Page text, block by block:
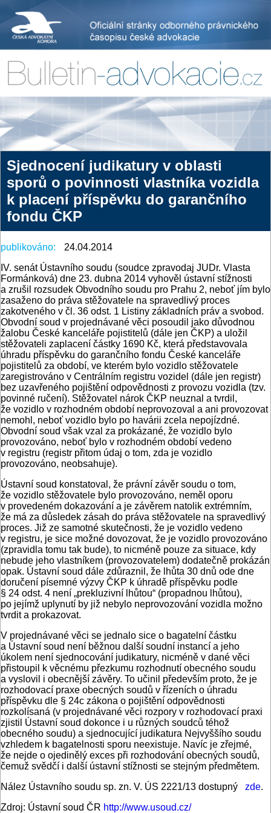
Sjednocení judikatury v oblasti
sporů o povinnosti vlastníka vozidla
k placení příspěvku do garančního
fondu ČKP
publikováno:
24.04.2014
IV. senát Ústavního soudu (soudce zpravodaj JUDr. Vlasta
Formánková) dne 23. dubna 2014 vyhověl ústavní stížnosti
a zrušil rozsudek Obvodního soudu pro Prahu 2, neboť jím bylo
zasaženo do práva stěžovatele na spravedlivý proces
zakotveného v čl. 36 odst. 1 Listiny základních práv a svobod.
Obvodní soud v projednávané věci posoudil jako důvodnou
žalobu České kanceláře pojistitelů (dále jen ČKP) a uložil
stěžovateli zaplacení částky 1690 Kč, která představovala
úhradu příspěvku do garančního fondu České kanceláře
pojistitelů za období, ve kterém bylo vozidlo stěžovatele
zaregistrováno v Centrálním registru vozidel (dále jen registr)
bez uzavřeného pojištění odpovědnosti z provozu vozidla (tzv.
povinné ručení). Stěžovatel nárok ČKP neuznal a tvrdil,
že vozidlo v rozhodném období neprovozoval a ani provozovat
nemohl, neboť vozidlo bylo po havárii zcela nepojízdné.
Obvodní soud však vzal za prokázané, že vozidlo bylo
provozováno, neboť bylo v rozhodném období vedeno
v registru (registr přitom údaj o tom, zda je vozidlo
provozováno, neobsahuje).
Ústavní soud konstatoval, že právní závěr soudu o tom,
že vozidlo stěžovatele bylo provozováno, neměl oporu
v provedeném dokazování a je závěrem natolik extrémním,
že má za důsledek zásah do práva stěžovatele na spravedlivý
proces. Již ze samotné skutečnosti, že je vozidlo vedeno
v registru, je sice možné dovozovat, že je vozidlo provozováno
(zpravidla tomu tak bude), to nicméně pouze za situace, kdy
nebude jeho vlastníkem (provozovatelem) dodatečně prokázán
opak. Ústavní soud dále zdůraznil, že lhůta 30 dnů ode dne
doručení písemné výzvy ČKP k úhradě příspěvku podle
§ 24 odst. 4 není „prekluzivní lhůtou“ (propadnou lhůtou),
po jejímž uplynutí by již nebylo neprovozování vozidla možno
tvrdit a prokazovat.
V projednávané věci se jednalo sice o bagatelní částku
a Ústavní soud není běžnou další soudní instancí a jeho
úkolem není sjednocování judikatury, nicméně v dané věci
přistoupil k věcnému přezkumu rozhodnutí obecného soudu
a vyslovil i obecnější závěry. To učinil především proto, že je
rozhodovací praxe obecných soudů v řízeních o úhradu
příspěvku dle § 24c zákona o pojištění odpovědnosti
rozkolísaná (v projednávané věci rozpory v rozhodovací praxi
zjistil Ústavní soud dokonce i u různých soudců téhož
obecného soudu) a sjednocující judikatura Nejvyššího soudu
vzhledem k bagatelnosti sporu neexistuje. Navíc je zřejmé,
že nejde o ojedinělý exces při rozhodování obecných soudů,
čemuž svědčí i další ústavní stížnosti se stejným předmětem.
Nález Ústavního soudu sp. zn. V. ÚS 2221/13 dostupný
zde.
Zdroj: Ústavní soud ČR http://www.usoud.cz/